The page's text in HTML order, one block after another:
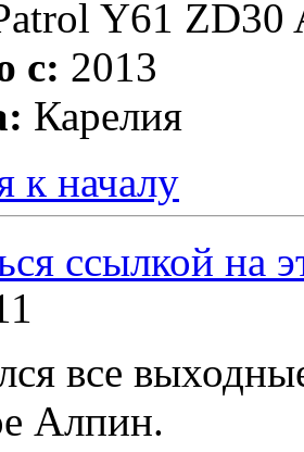
Y61 ZD30
с: 2013
Карелия
к началу
все
Алпин.